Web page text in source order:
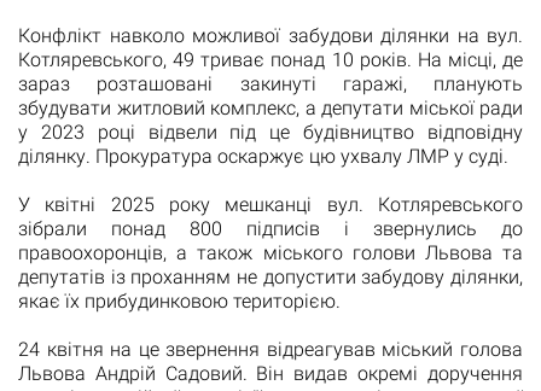
Конфлікт навколо можливої забудови ділянки на вул.
Котляревського, 49 триває понад 10 років. На місці, де
зараз розташовані закинуті гаражі, планують
збудувати житловий комплекс, а депутати міської ради
у 2023 році відвели під це будівництво відповідну
ділянку. Прокуратура оскаржує цю ухвалу ЛМР у суді.
У квітні 2025 року мешканці вул. Котляревського
зібрали понад 800 підписів і звернулись до
правоохоронців, а також міського голови Львова та
депутатів із проханням не допустити забудову ділянки,
якає їх прибудинковою територією.
24 квітня на це звернення відреагував міський голова
Львова Андрій Садовий. Він видав окремі доручення